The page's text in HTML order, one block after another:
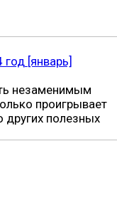
[январь]
незаменимым
проигрывает
полезных